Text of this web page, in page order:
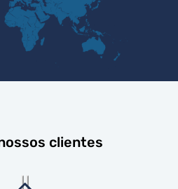
clientes